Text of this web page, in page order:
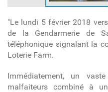
"Le lundi 5 février 2018
de la Gendarmerie de
téléphonique signalant la
Loterie Farm.
Immédiatement, un
malfaiteurs combiné à